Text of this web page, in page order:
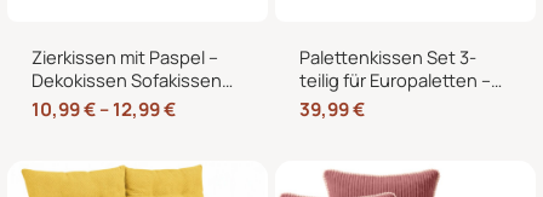
Zierkissen mit Paspel –
Dekokissen Sofakissen
mit Füllung, weicher
Bezug, formstabil,
10,99€–12,99€
Palettenkissen Set 3-
teilig für Europaletten –
Sitzkissen 120×80 cm + 2
Rückenkissen 40×60 cm
39,99€